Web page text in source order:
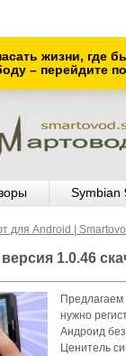
жизни, где
– перейдите
Symbian
для Android |
1.0.46
Предлагаем
нужно
Андроид
Ценитель